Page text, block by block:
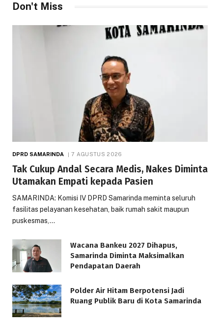
Don't Miss
DPRD SAMARINDA 7 AGUSTUS 2026
Tak Cukup Andal Secara Medis, Nakes Diminta
Utamakan Empati kepada Pasien
SAMARINDA: Komisi IV DPRD Samarinda meminta seluruh
fasilitas pelayanan kesehatan, baik rumah sakit maupun
puskesmas,…
Wacana Bankeu 2027 Dihapus,
Samarinda Diminta Maksimalkan
Pendapatan Daerah
Polder Air Hitam Berpotensi Jadi
Ruang Publik Baru di Kota Samarinda